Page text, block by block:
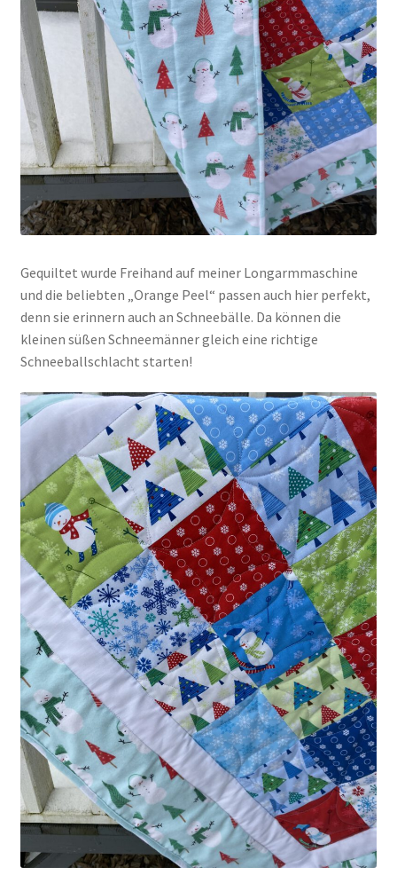
Gequiltet wurde Freihand auf meiner Longarmmaschine
und die beliebten „Orange Peel“ passen auch hier perfekt,
denn sie erinnern auch an Schneebälle. Da können die
kleinen süßen Schneemänner gleich eine richtige
Schneeballschlacht starten!